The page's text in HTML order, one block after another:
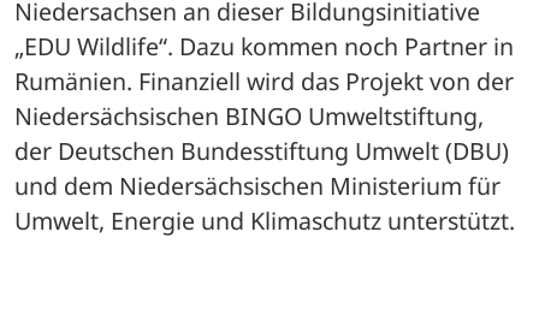
Niedersachsen an dieser Bildungsinitiative
„EDU Wildlife“. Dazu kommen noch Partner in
Rumänien. Finanziell wird das Projekt von der
Niedersächsischen BINGO Umweltstiftung,
der Deutschen Bundesstiftung Umwelt (DBU)
und dem Niedersächsischen Ministerium für
Umwelt, Energie und Klimaschutz unterstützt.